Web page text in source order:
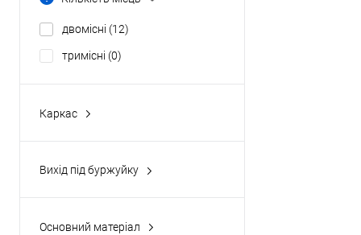
двомісні (12)
тримісні (0)
Каркас
Вихід під буржуйку
Основний матеріал